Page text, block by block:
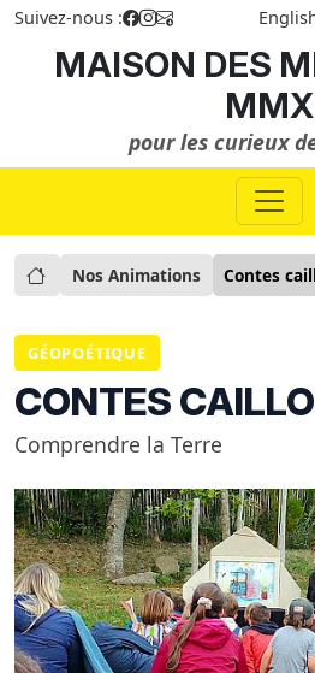
Suivez-nous :
MAISON DES
MMX
pour les curieux
Nos Animations Contes
GÉOPOÉTIQUE
CONTES
Comprendre la Terre